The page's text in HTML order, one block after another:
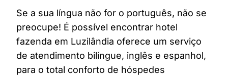
Se a sua língua não for o português, não se
preocupe! É possível encontrar hotel
fazenda em Luzilândia oferece um serviço
de atendimento bilíngue, inglês e espanhol,
para o total conforto de hóspedes